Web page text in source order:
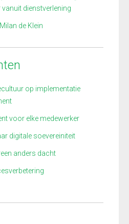
dienstverlening
de Klein
op implementatie
voor elke medewerker
digitale soevereiniteit
anders dacht